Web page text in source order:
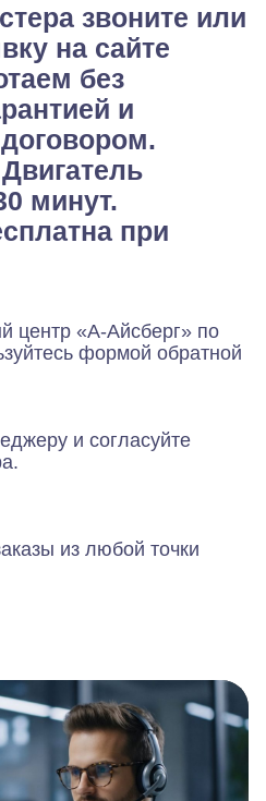
звоните или
на сайте
без
и
минут.
при
центр «А-Айсберг» по
формой обратной
и согласуйте
из любой точки